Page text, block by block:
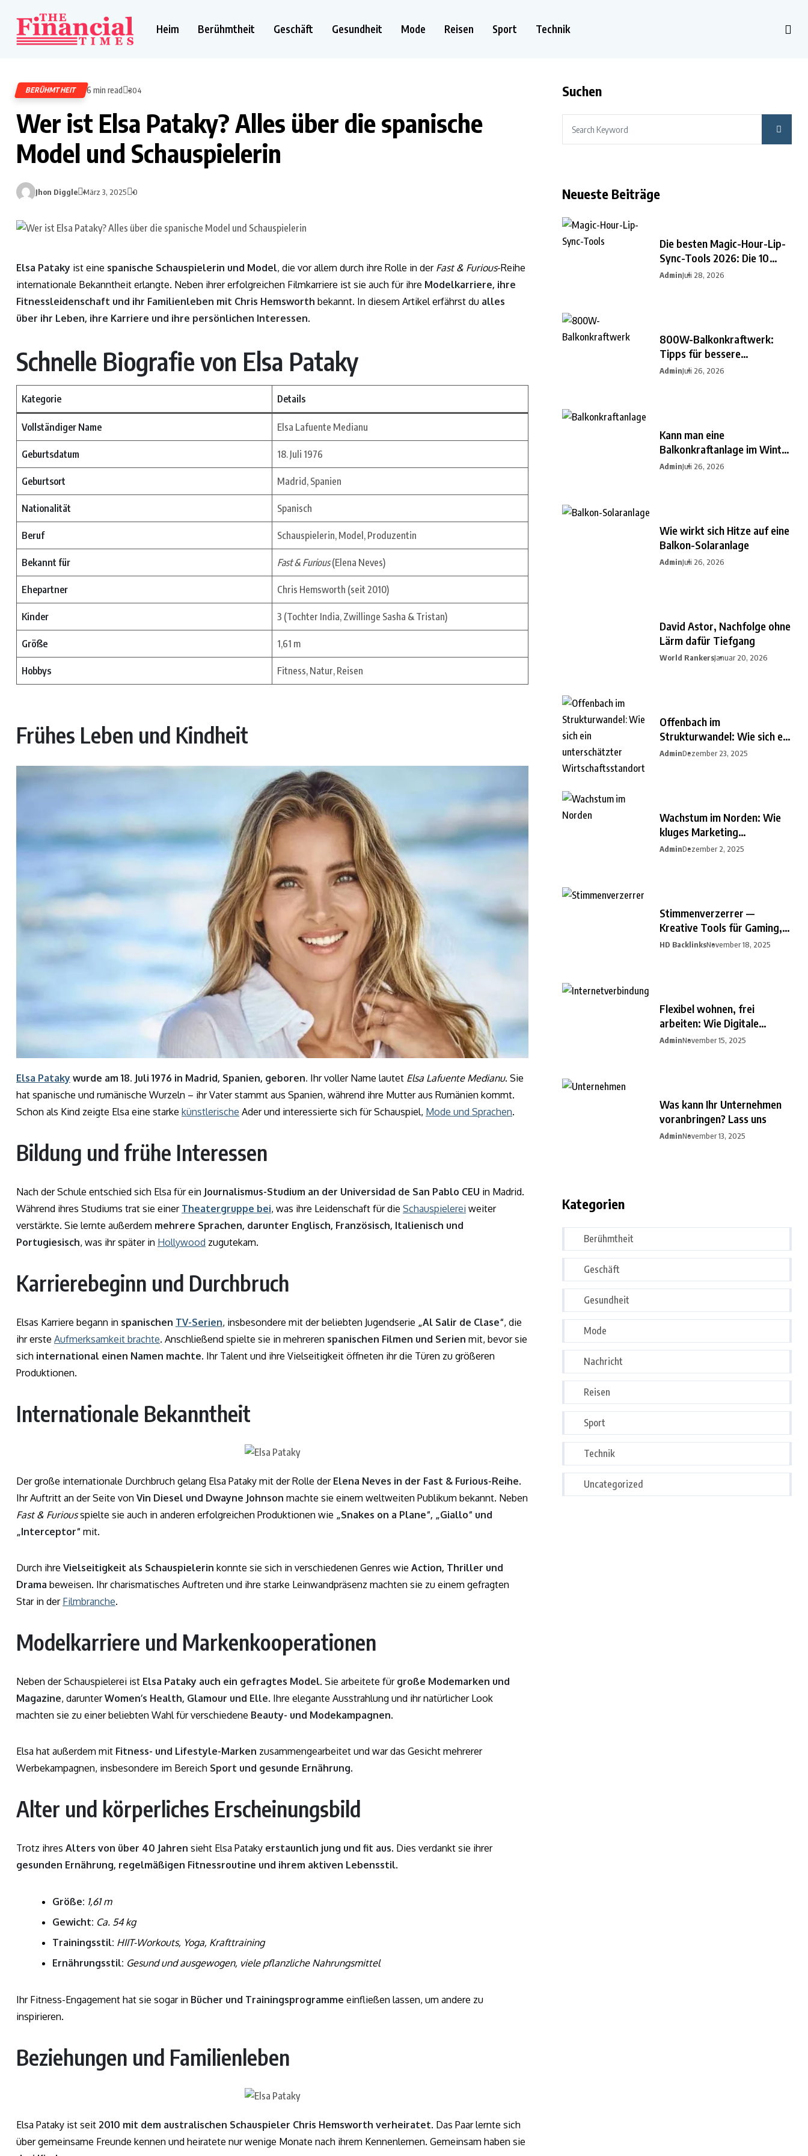
Heim Berühmtheit Geschäft Gesundheit Mode Reisen Sport Technik
BERÜHMTHEIT 6 min read 304
Wer ist Elsa Pataky? Alles über die spanische
Model und Schauspielerin
Jhon Diggle März 3, 2025 0
Elsa Pataky ist eine spanische Schauspielerin und Model, die vor allem durch ihre Rolle in der Fast & Furious-Reihe
internationale Bekanntheit erlangte. Neben ihrer erfolgreichen Filmkarriere ist sie auch für ihre Modelkarriere, ihre
Fitnessleidenschaft und ihr Familienleben mit Chris Hemsworth bekannt. In diesem Artikel erfährst du alles
über ihr Leben, ihre Karriere und ihre persönlichen Interessen.
Schnelle Biografie von Elsa Pataky
Kategorie Details
Vollständiger Name Elsa Lafuente Medianu
Geburtsdatum 18. Juli 1976
Geburtsort Madrid, Spanien
Nationalität Spanisch
Beruf Schauspielerin, Model, Produzentin
Bekannt für Fast & Furious(Elena Neves)
Ehepartner Chris Hemsworth (seit 2010)
Kinder 3 (Tochter India, Zwillinge Sasha & Tristan)
Größe 1,61 m
Hobbys Fitness, Natur, Reisen
Frühes Leben und Kindheit
Elsa Pataky wurde am 18. Juli 1976 in Madrid, Spanien, geboren. Ihr voller Name lautet Elsa Lafuente Medianu. Sie
hat spanische und rumänische Wurzeln – ihr Vater stammt aus Spanien, während ihre Mutter aus Rumänien kommt.
Schon als Kind zeigte Elsa eine starke künstlerische Ader und interessierte sich für Schauspiel, Mode und Sprachen.
Bildung und frühe Interessen
Nach der Schule entschied sich Elsa für ein Journalismus-Studium an der Universidad de San Pablo CEU in Madrid.
Während ihres Studiums trat sie einer Theatergruppe bei, was ihre Leidenschaft für die Schauspielerei weiter
verstärkte. Sie lernte außerdem mehrere Sprachen, darunter Englisch, Französisch, Italienisch und
Portugiesisch, was ihr später in Hollywood zugutekam.
Karrierebeginn und Durchbruch
Elsas Karriere begann in spanischen TV-Serien, insbesondere mit der beliebten Jugendserie „Al Salir de Clase“, die
ihr erste Aufmerksamkeit brachte. Anschließend spielte sie in mehreren spanischen Filmen und Serien mit, bevor sie
sich international einen Namen machte. Ihr Talent und ihre Vielseitigkeit öffneten ihr die Türen zu größeren
Produktionen.
Internationale Bekanntheit
Der große internationale Durchbruch gelang Elsa Pataky mit der Rolle der Elena Neves in der Fast & Furious-Reihe.
Ihr Auftritt an der Seite von Vin Diesel und Dwayne Johnson machte sie einem weltweiten Publikum bekannt. Neben
Fast & Furiousspielte sie auch in anderen erfolgreichen Produktionen wie „Snakes on a Plane“, „Giallo“ und
„Interceptor“ mit.
Durch ihre Vielseitigkeit als Schauspielerin konnte sie sich in verschiedenen Genres wie Action, Thriller und
Drama beweisen. Ihr charismatisches Auftreten und ihre starke Leinwandpräsenz machten sie zu einem gefragten
Star in der Filmbranche.
Modelkarriere und Markenkooperationen
Neben der Schauspielerei ist Elsa Pataky auch ein gefragtes Model. Sie arbeitete für große Modemarken und
Magazine, darunterWomen’s Health, Glamour und Elle. Ihre elegante Ausstrahlung und ihr natürlicher Look
machten sie zu einer beliebten Wahl für verschiedene Beauty- und Modekampagnen.
Elsa hat außerdem mit Fitness- und Lifestyle-Marken zusammengearbeitet und war das Gesicht mehrerer
Werbekampagnen, insbesondere im Bereich Sport und gesunde Ernährung.
Alter und körperliches Erscheinungsbild
Trotz ihres Alters von über 40 Jahren sieht Elsa Pataky erstaunlich jung und fit aus. Dies verdankt sie ihrer
gesunden Ernährung, regelmäßigen Fitnessroutine und ihrem aktiven Lebensstil.
Größe: 1,61 m
Gewicht: Ca. 54 kg
Trainingsstil: HIIT-Workouts, Yoga, Krafttraining
Ernährungsstil: Gesund und ausgewogen, viele pflanzliche Nahrungsmittel
Ihr Fitness-Engagement hat sie sogar in Bücher und Trainingsprogramme einfließen lassen, um andere zu
inspirieren.
Beziehungen und Familienleben
Elsa Pataky ist seit 2010 mit dem australischen Schauspieler Chris Hemsworth verheiratet. Das Paar lernte sich
über gemeinsame Freunde kennen und heiratete nur wenige Monate nach ihrem Kennenlernen. Gemeinsam haben sie
Suchen
Neueste Beiträge
Die besten Magic-Hour-Lip-
Sync-Tools 2026: Die 10
besten
AdminJuli 28, 2026
800W-Balkonkraftwerk:
Tipps für bessere
Einsparungen
AdminJuli 26, 2026
Kann man eine
Balkonkraftanlage im Winter
nutzen?
AdminJuli 26, 2026
Wie wirkt sich Hitze auf eine
Balkon-Solaranlage
AdminJuli 26, 2026
David Astor, Nachfolge ohne
Lärm dafür Tiefgang
World RankersJanuar 20, 2026
Offenbach im
Strukturwandel: Wie sich ein
unterschätzter
AdminDezember 23, 2025
Wachstum im Norden: Wie
kluges Marketing
Unternehmen
AdminDezember 2, 2025
Stimmenverzerrer —
Kreative Tools für Gaming,
Streaming
HD BacklinksNovember 18, 2025
Flexibel wohnen, frei
arbeiten: Wie Digitale
Nomaden
AdminNovember 15, 2025
Was kann Ihr Unternehmen
voranbringen? Lass uns
AdminNovember 13, 2025
Kategorien
Berühmtheit
Geschäft
Gesundheit
Mode
Nachricht
Reisen
Sport
Technik
Uncategorized